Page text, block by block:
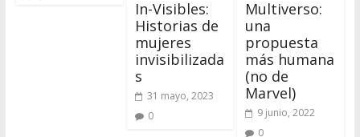
In-Visibles:
Historias de
mujeres
invisibilizada
s
31 mayo, 2023
0
Multiverso:
una
propuesta
más humana
(no de
Marvel)
9 junio, 2022
0